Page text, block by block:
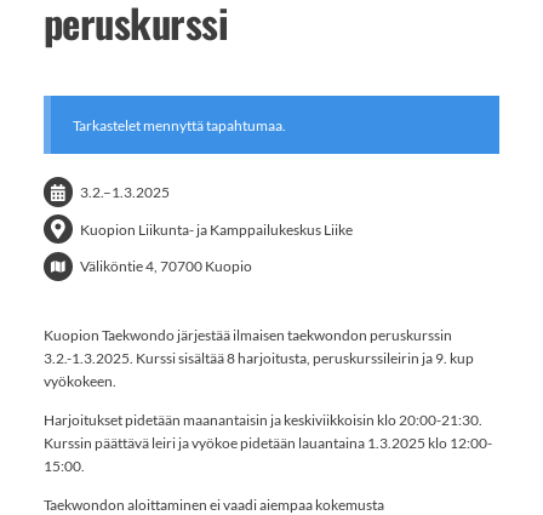
peruskurssi
Tarkastelet mennyttä tapahtumaa.
3.2.–1.3.2025
Kuopion Liikunta- ja Kamppailukeskus Liike
Väliköntie 4, 70700 Kuopio
Kuopion Taekwondo järjestää ilmaisen taekwondon peruskurssin
3.2.-1.3.2025. Kurssi sisältää 8 harjoitusta, peruskurssileirin ja 9. kup
vyökokeen.
Harjoitukset pidetään maanantaisin ja keskiviikkoisin klo 20:00-21:30.
Kurssin päättävä leiri ja vyökoe pidetään lauantaina 1.3.2025 klo 12:00-
15:00.
Taekwondon aloittaminen ei vaadi aiempaa kokemusta